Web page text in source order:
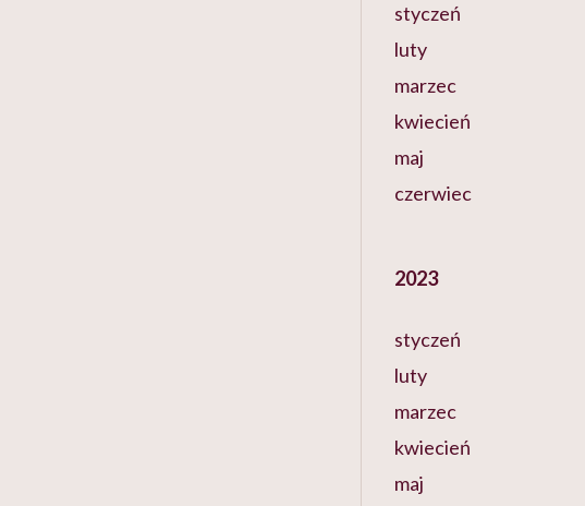
styczeń
luty
marzec
kwiecień
maj
czerwiec
2023
styczeń
luty
marzec
kwiecień
maj